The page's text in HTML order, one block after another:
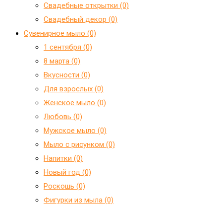
Свадебные открытки (0)
Свадебный декор (0)
Сувенирное мыло (0)
1 сентября (0)
8 марта (0)
Вкусности (0)
Для взрослых (0)
Женское мыло (0)
Любовь (0)
Мужское мыло (0)
Мыло с рисунком (0)
Напитки (0)
Новый год (0)
Роскошь (0)
Фигурки из мыла (0)